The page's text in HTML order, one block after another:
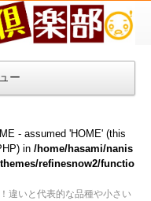
ー
- assumed 'HOME' (this
in /home/hasami/nanis
refinesnow2/functio
違いと代表的な品種や小さい